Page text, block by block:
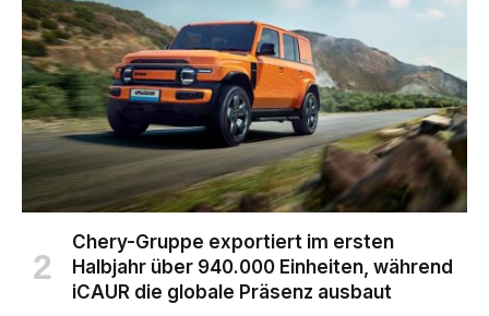
Chery-Gruppe exportiert im ersten
Halbjahr über 940.000 Einheiten, während
iCAUR die globale Präsenz ausbaut